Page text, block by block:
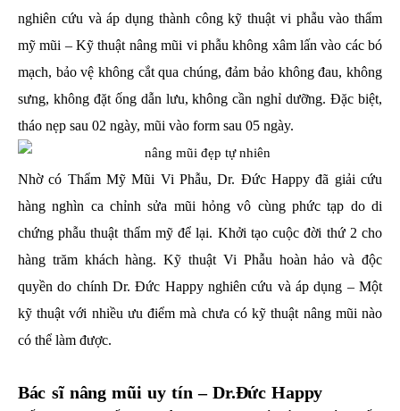
nghiên cứu và áp dụng thành công kỹ thuật vi phẫu vào thẩm
mỹ mũi – Kỹ thuật nâng mũi vi phẫu không xâm lấn vào các bó
mạch, bảo vệ không cắt qua chúng, đảm bảo không đau, không
sưng, không đặt ống dẫn lưu, không cần nghỉ dưỡng. Đặc biệt,
tháo nẹp sau 02 ngày, mũi vào form sau 05 ngày.
Nhờ có Thẩm Mỹ Mũi Vi Phẫu, Dr. Đức Happy đã giải cứu
hàng nghìn ca chỉnh sửa mũi hỏng vô cùng phức tạp do di
chứng phẫu thuật thẩm mỹ để lại. Khởi tạo cuộc đời thứ 2 cho
hàng trăm khách hàng. Kỹ thuật Vi Phẫu hoàn hảo và độc
quyền do chính Dr. Đức Happy nghiên cứu và áp dụng – Một
kỹ thuật với nhiều ưu điểm mà chưa có kỹ thuật nâng mũi nào
có thể làm được.
Bác sĩ nâng mũi uy tín – Dr.Đức Happy